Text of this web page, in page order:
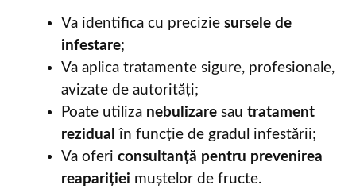
Va identifica cu precizie sursele de
infestare;
Va aplica tratamente sigure, profesionale,
avizate de autorități;
Poate utiliza nebulizare sau tratament
rezidual în funcție de gradul infestării;
Va oferi consultanță pentru prevenirea
reapariției muștelor de fructe.